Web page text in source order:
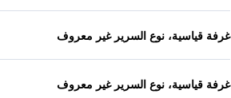
غرفة قياسية، نوع السرير غير معروف
غرفة قياسية، نوع السرير غير معروف